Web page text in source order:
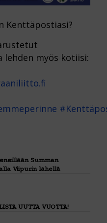
Kenttäpostiasi?
myös kotiisi:
Summan
Viipurin lähellä
UUTTA VUOTTA!